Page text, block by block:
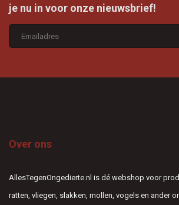
je nu in voor onze nieuwsbrief!
Over ons
AllesTegenOngedierte.nl is dé webshop voor
ratten, vliegen, slakken, mollen, vogels en ander